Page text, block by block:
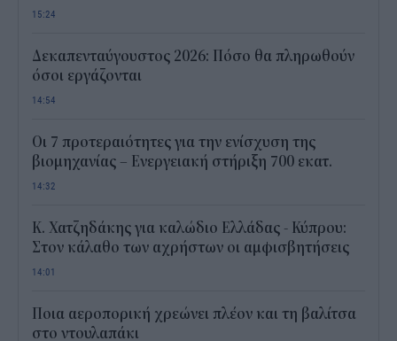
15:24
Δεκαπενταύγουστος 2026: Πόσο θα πληρωθούν
όσοι εργάζονται
14:54
Οι 7 προτεραιότητες για την ενίσχυση της
βιομηχανίας – Ενεργειακή στήριξη 700 εκατ.
14:32
Κ. Χατζηδάκης για καλώδιο Ελλάδας - Κύπρου:
Στον κάλαθο των αχρήστων οι αμφισβητήσεις
14:01
Ποια αεροπορική χρεώνει πλέον και τη βαλίτσα
στο ντουλαπάκι